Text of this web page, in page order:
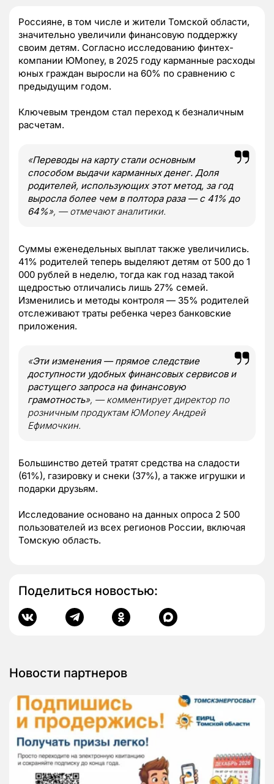
Россияне, в том числе и жители Томской области,
значительно увеличили финансовую поддержку
своим детям. Согласно исследованию финтех-
компании ЮMoney, в 2025 году карманные расходы
юных граждан выросли на 60% по сравнению с
предыдущим годом.
Ключевым трендом стал переход к безналичным
расчетам.
«Переводы на карту стали основным
способом выдачи карманных денег. Доля
родителей, использующих этот метод, за год
выросла более чем в полтора раза — с 41% до
64%», — отмечают аналитики.
Суммы еженедельных выплат также увеличились.
41% родителей теперь выделяют детям от 500 до 1
000 рублей в неделю, тогда как год назад такой
щедростью отличались лишь 27% семей.
Изменились и методы контроля — 35% родителей
отслеживают траты ребенка через банковские
приложения.
«Эти изменения — прямое следствие
доступности удобных финансовых сервисов и
растущего запроса на финансовую
грамотность», — комментирует директор по
розничным продуктам ЮMoney Андрей
Ефимочкин.
Большинство детей тратят средства на сладости
(61%), газировку и снеки (37%), а также игрушки и
подарки друзьям.
Исследование основано на данных опроса 2 500
пользователей из всех регионов России, включая
Томскую область.
Поделиться новостью:
Новости партнеров